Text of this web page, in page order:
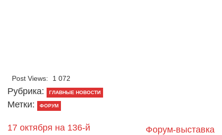
Post Views: 1 072
Рубрика: ГЛАВНЫЕ НОВОСТИ
Метки: ФОРУМ
17 октября на 136-й
Форум-выставка